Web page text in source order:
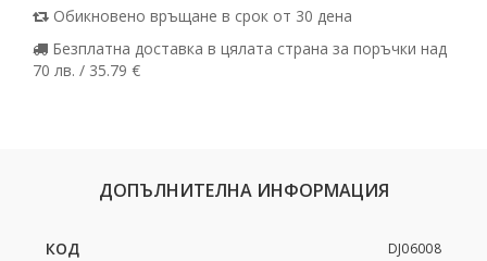
Обикновено връщане в срок от 30 дена
Безплатна доставка в цялата страна за поръчки над
70 лв. / 35.79 €
ДОПЪЛНИТЕЛНА ИНФОРМАЦИЯ
КОД DJ06008